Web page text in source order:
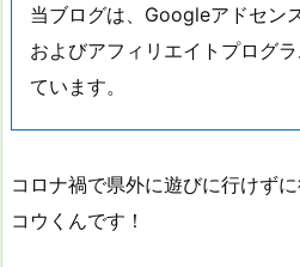
当ブログは、Googleアドセン
およびアフィリエイトプログ
ています。
コロナ禍で県外に遊びに行けず
コウくんです！